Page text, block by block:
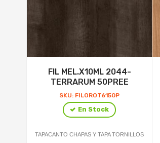
FIL MEL.X10ML 2044-
TERRARUM 50PREE
SKU: FILOROT6150P
En Stock
TAPACANTO CHAPAS Y TAPA TORNILLOS